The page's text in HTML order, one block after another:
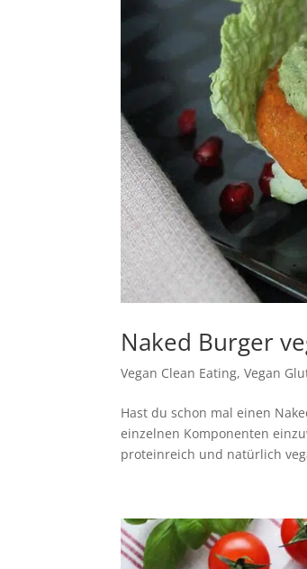
Naked Burger
Vegan Clean Eating,Vegan
Hast du schon mal einen
einzelnen Komponenten
proteinreich und natürlich